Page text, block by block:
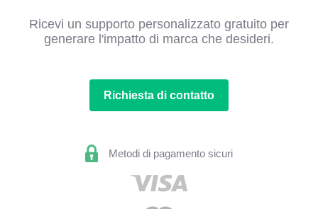
Ricevi un supporto personalizzato gratuito per
generare l'impatto di marca che desideri.
Richiesta di contatto
Metodi di pagamento sicuri